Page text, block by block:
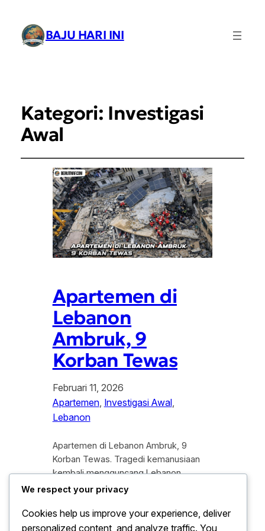
BAJU HARI INI
Kategori: Investigasi
Awal
Apartemen di
Lebanon
Ambruk, 9
Korban Tewas
Februari 11, 2026
Apartemen, Investigasi Awal
Lebanon
Apartemen di Lebanon Ambruk, 9
Korban Tewas. Tragedi kemanusiaan
kembali mengguncang Lebanon
setelah sebuah gedung apartemen
kawasan pemukiman padat penduduk.
Peristiwa memilukan yang terjadi pada
We respect your privacy
Cookies help us improve your experience, deliver
personalized content, and analyze traffic. You